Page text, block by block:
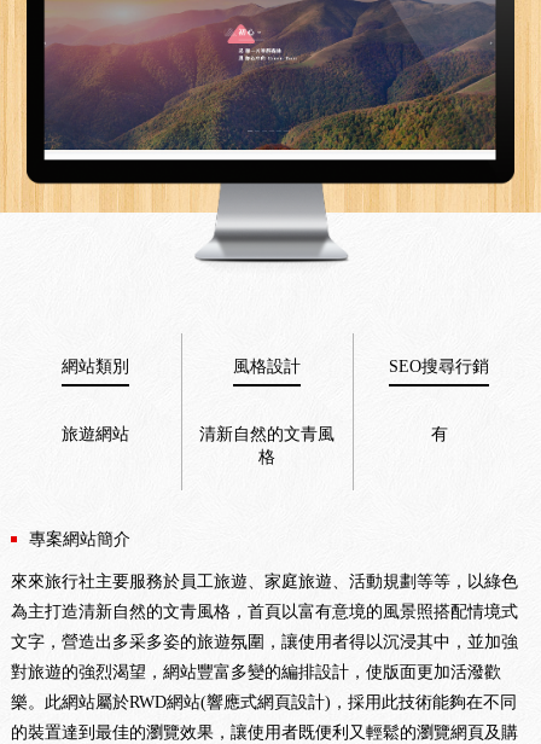
網站類別
旅遊網站
風格設計
清新自然的文青風
格
SEO搜尋行銷
有
專案網站簡介
來來旅行社主要服務於員工旅遊、家庭旅遊、活動規劃等等，以綠色
為主打造清新自然的文青風格，首頁以富有意境的風景照搭配情境式
文字，營造出多采多姿的旅遊氛圍，讓使用者得以沉浸其中，並加強
對旅遊的強烈渴望，網站豐富多變的編排設計，使版面更加活潑歡
樂。此網站屬於RWD網站(響應式網頁設計)，採用此技術能夠在不同
的裝置達到最佳的瀏覽效果，讓使用者既便利又輕鬆的瀏覽網頁及購